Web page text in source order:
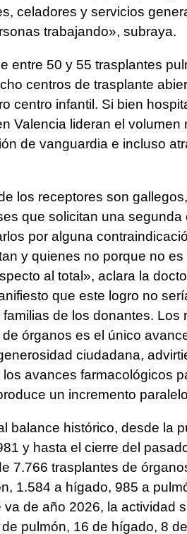
celadores y servicios
trabajando», subraya.
entre 50 y 55 trasplantes
centros de trasplante
centro infantil. Si bien
Valencia lideran el
de vanguardia e incluso
los receptores son
que solicitan una
por alguna
y quienes no porque no
al total», aclara la
que este logro no
de los donantes.
órganos es el único
ciudadana,
avances farmacológicos
un incremento
balance histórico, desde la
y hasta el cierre del
7.766 trasplantes de
1.584 a hígado, 985 a
de año 2026, la actividad
pulmón, 16 de hígado, 8